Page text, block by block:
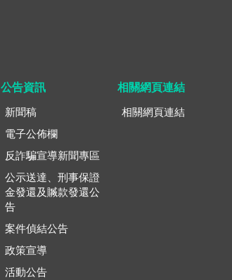
公告資訊
新聞稿
電子公佈欄
反詐騙宣導新聞專區
公示送達、刑事保證
金發還及贓款發還公
告
案件偵結公告
政策宣導
活動公告
相關網頁連結
相關網頁連結